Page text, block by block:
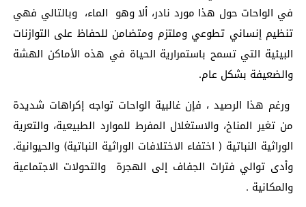
في الواحات حول هذا مورد نادر، ألا وهو الماء، وبالتالي فهي
تنظيم إنساني تطوعي وملتزم ومتضامن للحفاظ على التوازنات
البيئية التي تسمح باستمرارية الحياة في هذه الأماكن الهشة
والضعيفة بشكل عام.
ورغم هذا الرصيد ، فإن غالبية الواحات تواجه إكراهات شديدة
من تغير المناخ، والاستغلال المفرط للموارد الطبيعية، والتعرية
الوراثية النباتية ( اختفاء الاختلافات الوراثية النباتية) والحيوانية.
وأدى توالي فترات الجفاف إلى الهجرة والتحولات الاجتماعية
والمكانية .